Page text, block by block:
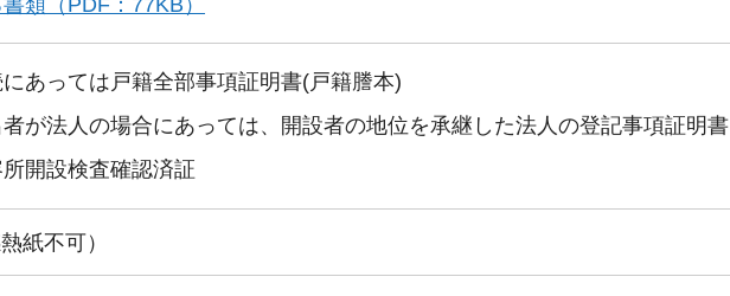
あっては戸籍全部事項証明書(戸籍謄本)
が法人の場合にあっては、開設者の地位を承継した法人の登記事項証明書
開設検査確認済証
紙不可）